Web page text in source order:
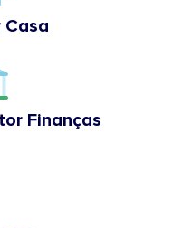
Casa
Finanças